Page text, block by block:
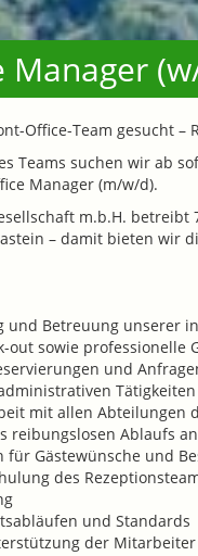
Manager
Office-Team gesucht
Teams suchen wir ab
Manager (m/w/d).
m.b.H.
– damit bieten wir
und Betreuung unserer
out sowie professionelle
und
mit allen Abteilungen
reibungslosen Ablaufs
Gästewünsche und
des
und Standards
der Mitarbeiter